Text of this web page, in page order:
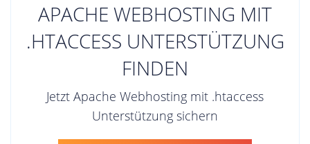
APACHE WEBHOSTING MIT
.HTACCESS UNTERSTÜTZUNG
FINDEN
Jetzt Apache Webhosting mit .htaccess
Unterstützung sichern